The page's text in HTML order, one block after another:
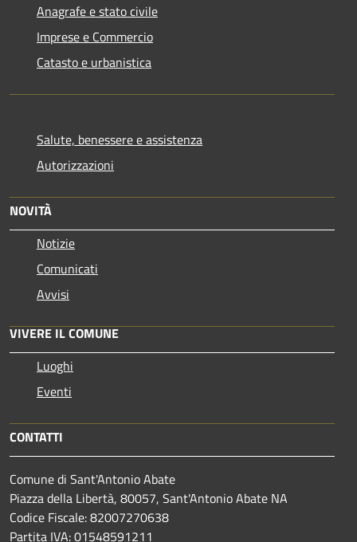
Anagrafe e stato civile
Imprese e Commercio
Catasto e urbanistica
Salute, benessere e assistenza
Autorizzazioni
NOVITÀ
Notizie
Comunicati
Avvisi
VIVERE IL COMUNE
Luoghi
Eventi
CONTATTI
Comune di Sant'Antonio Abate
Piazza della Libertà, 80057, Sant'Antonio Abate NA
Codice Fiscale: 82007270638
Partita IVA: 01548591211